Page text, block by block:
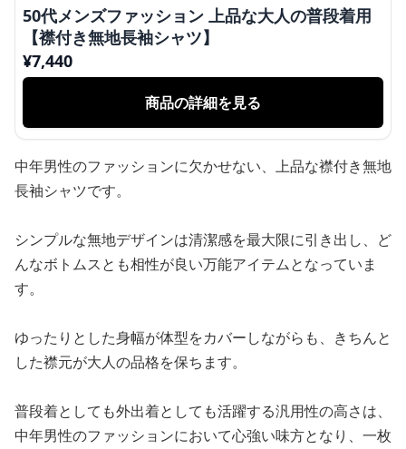
50代メンズファッション 上品な大人の普段着用
【襟付き無地長袖シャツ】
¥7,440
商品の詳細を見る
中年男性のファッションに欠かせない、上品な襟付き無地
長袖シャツです。
シンプルな無地デザインは清潔感を最大限に引き出し、ど
んなボトムスとも相性が良い万能アイテムとなっていま
す。
ゆったりとした身幅が体型をカバーしながらも、きちんと
した襟元が大人の品格を保ちます。
普段着としても外出着としても活躍する汎用性の高さは、
中年男性のファッションにおいて心強い味方となり、一枚